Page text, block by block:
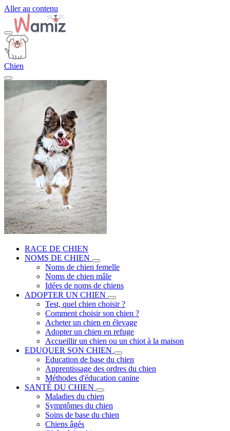
Aller au contenu
Chien
RACE DE CHIEN
NOMS DE CHIEN
Noms de chien femelle
Noms de chien mâle
Idées de noms de chiens
ADOPTER UN CHIEN
Test, quel chien choisir ?
Comment choisir son chien ?
Acheter un chien en élevage
Adopter un chien en refuge
Accueillir un chien ou un chiot à la maison
EDUQUER SON CHIEN
Education de base du chien
Apprentissage des ordres du chien
Méthodes d'éducation canine
SANTÉ DU CHIEN
Maladies du chien
Symptômes du chien
Soins de base du chien
Chiens âgés